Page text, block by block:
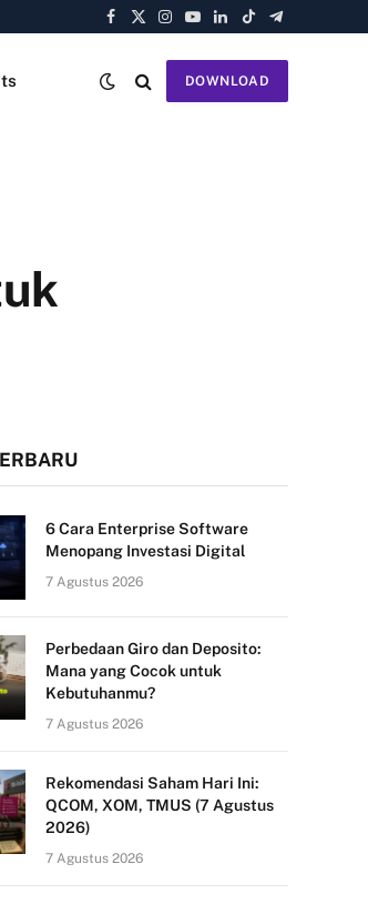
Facebook
X
Instagram
YouTube
LinkedIn
TikTokTelegram
DOWNLOAD
6 Cara Enterprise Software
Menopang Investasi Digital
7 Agustus 2026
Perbedaan Giro dan Deposito:
Mana yang Cocok untuk
Kebutuhanmu?
7 Agustus 2026
Rekomendasi Saham Hari Ini:
QCOM, XOM, TMUS (7 Agustus
2026)
7 Agustus 2026